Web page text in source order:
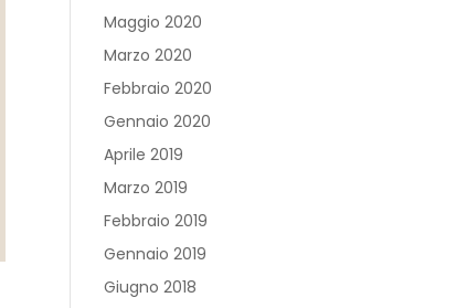
Maggio 2020
Marzo 2020
Febbraio 2020
Gennaio 2020
Aprile 2019
Marzo 2019
Febbraio 2019
Gennaio 2019
Giugno 2018